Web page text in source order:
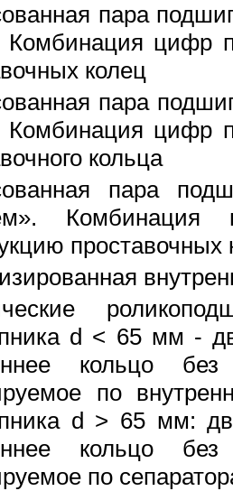
пара
Комбинация цифр
колец
пара
Комбинация цифр
кольца
пара
проставочных
d < 65 мм -
кольцо
по
d > 65 мм:
кольцо
по